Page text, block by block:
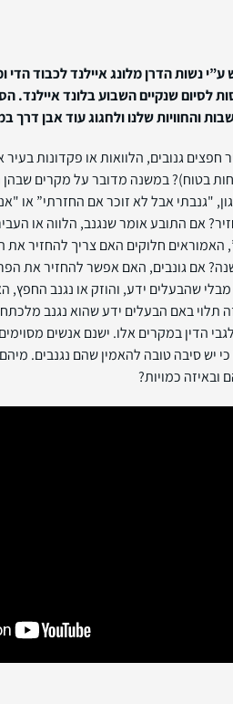
נשות הדרן מלונג איילנד לכבוד הדי
לסיום שנקיים השבוע בלונד איילנד.
והחוויות שלנו ולחגוג עוד אבן דרך
חפצים גנובים, הלוואות או פקדונות
בטוח)? במשנה מדובר על מקרים שבהן
"גנבתי אבל לא זוכר אם החזרתי” או
אם התובע אומר שנגנב, הלווה או
האמוראים חלוקים האם צריך להחזיר
אם גונבים, האם אפשר להחזיר את
שהבעלים ידע, והוזק או נגנב החפץ,
תלוי באם הבעלים ידע שהוא נגנב
הדין במקרים אלו. ישנם אנשים
יש סיבה טובה להאמין שהם נגנבים.
כמויות?